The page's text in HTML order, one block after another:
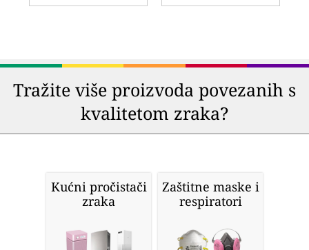
Tražite više proizvoda povezanih s
kvalitetom zraka?
Kućni pročistači
zraka
Zaštitne maske i
respiratori